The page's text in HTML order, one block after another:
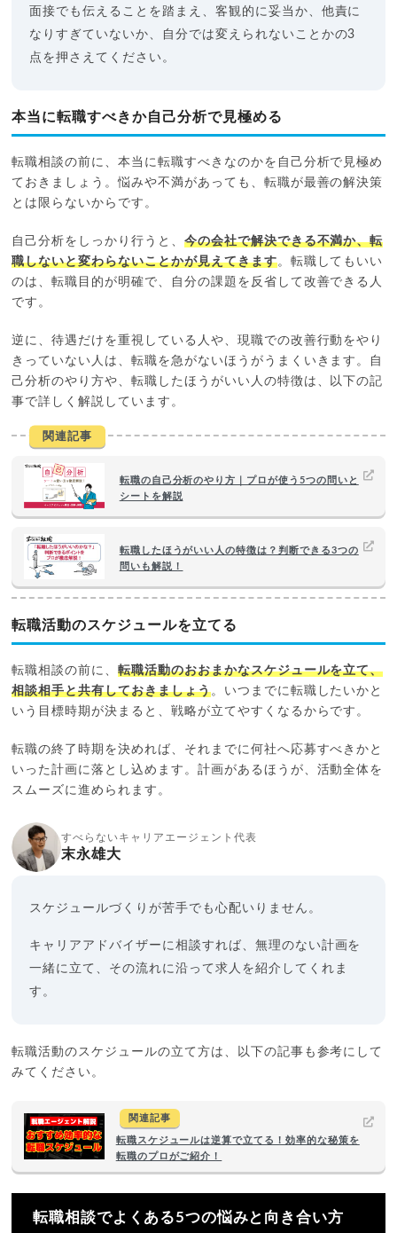
面接でも伝えることを踏まえ、客観的に妥当か、他責に
なりすぎていないか、自分では変えられないことかの3
点を押さえてください。
本当に転職すべきか自己分析で見極める
転職相談の前に、本当に転職すべきなのかを自己分析で見極め
ておきましょう。悩みや不満があっても、転職が最善の解決策
とは限らないからです。
自己分析をしっかり行うと、 今の会社で解決できる不満か、転
職しないと変わらないことかが見えてきます。転職してもいい
のは、転職目的が明確で、自分の課題を反省して改善できる人
です。
逆に、待遇だけを重視している人や、現職での改善行動をやり
きっていない人は、転職を急がないほうがうまくいきます。自
己分析のやり方や、転職したほうがいい人の特徴は、以下の記
事で詳しく解説しています。
関連記事
転職の自己分析のやり方｜プロが使う5つの問いと
シートを解説
転職したほうがいい人の特徴は？判断できる3つの
問いも解説！
転職活動のスケジュールを立てる
転職相談の前に、転職活動のおおまかなスケジュールを立て、
相談相手と共有しておきましょう。いつまでに転職したいかと
いう目標時期が決まると、戦略が立てやすくなるからです。
転職の終了時期を決めれば、それまでに何社へ応募すべきかと
いった計画に落とし込めます。計画があるほうが、活動全体を
スムーズに進められます。
すべらないキャリアエージェント代表
末永雄大
スケジュールづくりが苦手でも心配いりません。
キャリアアドバイザーに相談すれば、無理のない計画を
一緒に立て、その流れに沿って求人を紹介してくれま
す。
転職活動のスケジュールの立て方は、以下の記事も参考にして
みてください。
関連記事
転職スケジュールは逆算で立てる！効率的な秘策を
転職のプロがご紹介！
転職相談でよくある5つの悩みと向き合い方